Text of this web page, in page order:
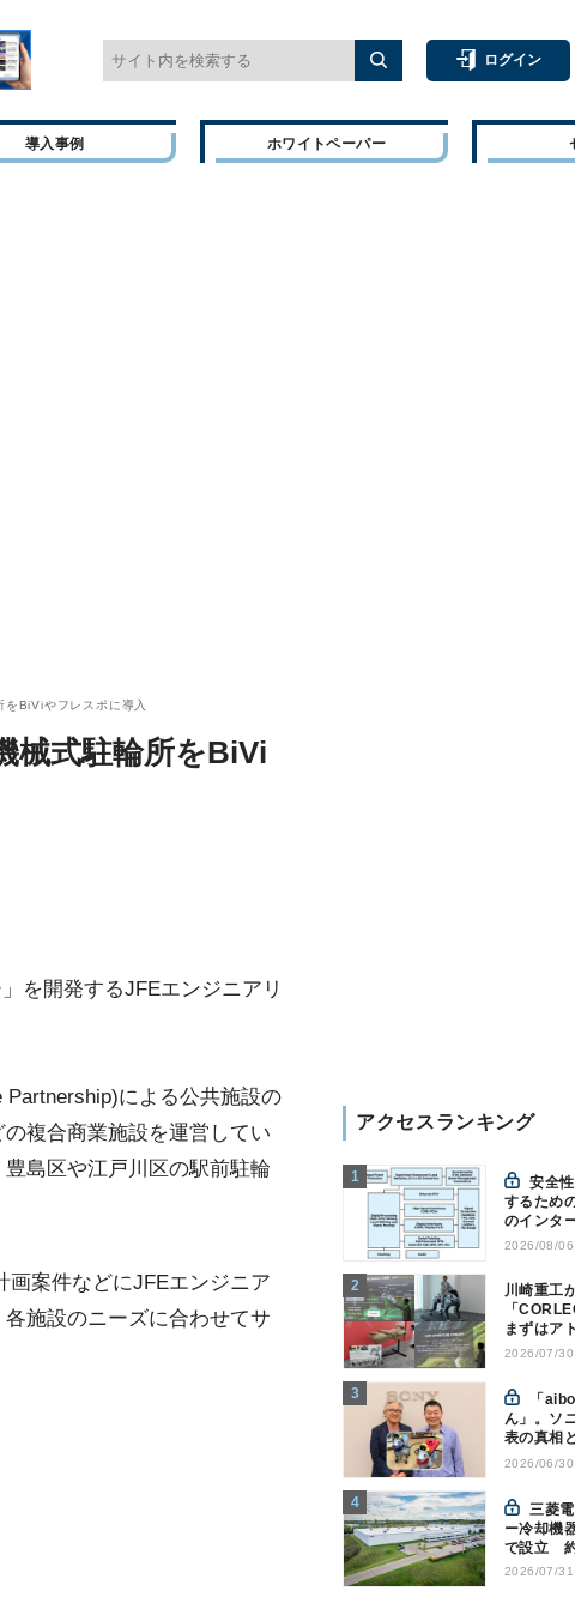
ログイン
導入事例 ホワイトペーパー
BiViやフレスポに導入
械式駐輪所をBiVi
を開発するJFEエンジニアリ
による公共施設の
複合商業施設を運営してい
島区や江戸川区の駅前駐輪
案件などにJFEエンジニア
施設のニーズに合わせてサ
アクセスランキング
安全性と電磁耐性を確保
するため
のインタ
縁を適用
2026/08/
川崎重工
「
まずはア
化へ
2026/07/
ん」。ソ
表の真相
2026/06/
三菱電機、データセンタ
ー冷却機
で設立
2026/07/31